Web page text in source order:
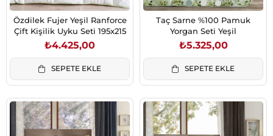
Özdilek Fujer Yeşil Ranforce
Çift Kişilik Uyku Seti 195x215
₺4.425,00
SEPETE EKLE
Taç Sarne %100 Pamuk
Yorgan Seti Yeşil
₺5.325,00
SEPETE EKLE